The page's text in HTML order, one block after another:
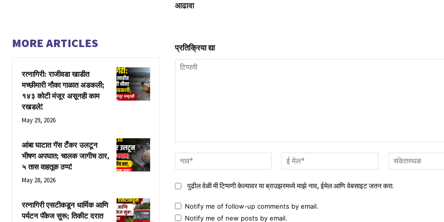
आढावा
MORE ARTICLES
रत्नागिरी: राजीवडा खाडीत
मच्छीमारी नौका गाळात अडकली;
१४३ कोटी मंजूर असूनही काम
रखडले!
May 29, 2026
आंबा घाटात गॅस टँकर उलटून
भीषण अपघात; चालक जागीच ठार,
५ तास वाहतूक ठप्प!
May 28, 2026
रत्नागिरी एसटीकडून धार्मिक आणि
पर्यटन पॅकेज सुरू; तिकीट दरात
प्रतिक्रिया द्या
मेल*
पुढील वेळी मी टिप्पणी केल्यावर या ब्राउझरमध्ये माझे नाव, ईमेल आणि वेबसाइट जतन करा.
Notify me of follow-up comments by email.
Notify me of new posts by email.